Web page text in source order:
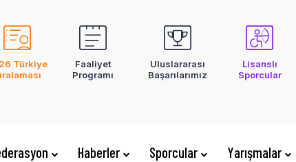
Türkiye
Faaliyet
Programı
Uluslararası
Başarılarımız
Lisanslı
Sporcular
Haberler Sporcular Yarışmalar